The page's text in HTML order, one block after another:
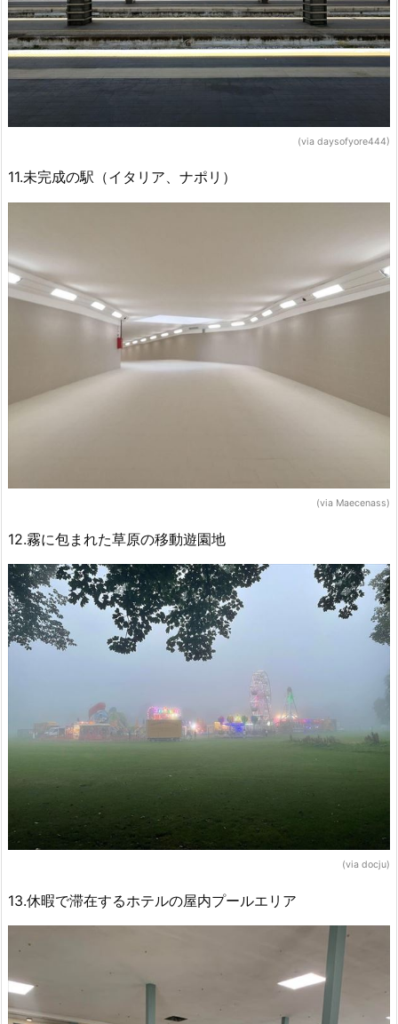
(via daysofyore444)
11.未完成の駅（イタリア、ナポリ）
(via Maecenass)
12.霧に包まれた草原の移動遊園地
(via docju)
13.休暇で滞在するホテルの屋内プールエリア